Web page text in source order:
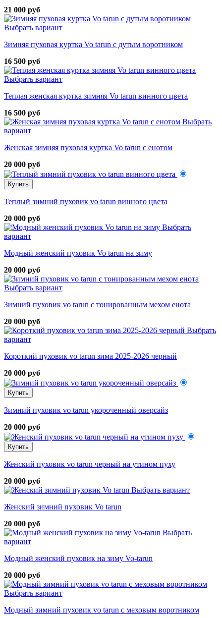
21 000 руб
Выбрать вариант
Зимняя пуховая куртка Vo tarun с дутым воротником
16 500 руб
Выбрать вариант
Теплая женская куртка зимняя Vo tarun винного цвета
16 500 руб
Выбрать
вариант
Женская зимняя пуховая куртка Vo tarun с енотом
20 000 руб
Купить
Теплый зимний пуховик vo tarun винного цвета
20 000 руб
Выбрать
вариант
Модный женский пуховик Vo tarun на зиму
20 000 руб
Выбрать вариант
Зимний пуховик vo tarun с тонированным мехом енота
20 000 руб
Выбрать
вариант
Короткий пуховик vo tarun зима 2025-2026 черный
20 000 руб
Купить
Зимний пуховик vo tarun укороченный оверсайз
20 000 руб
Купить
Женский пуховик vo tarun черный на утином пуху
20 000 руб
Выбрать вариант
Женский зимний пуховик Vo tarun
20 000 руб
Выбрать
вариант
Модный женский пуховик на зиму Vo-tarun
20 000 руб
Выбрать вариант
Модный зимний пуховик vo tarun с меховым воротником